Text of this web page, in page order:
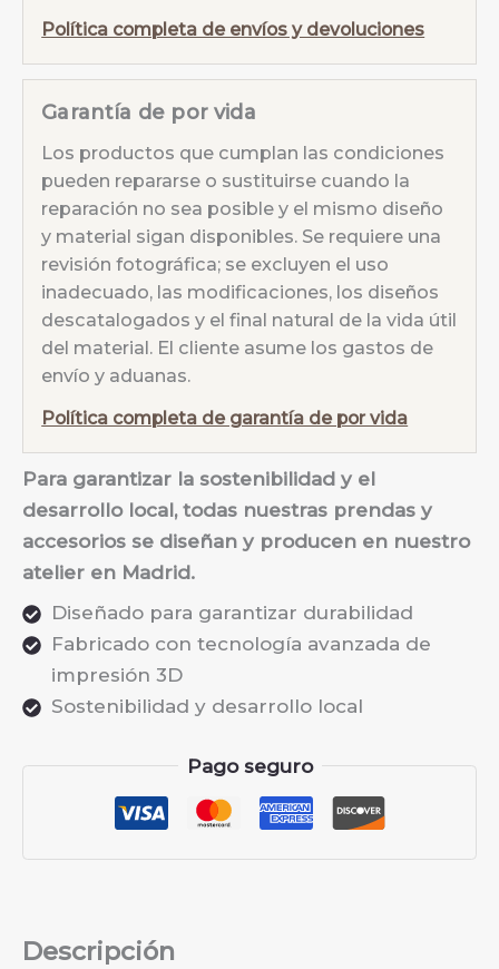
Política completa de envíos y devoluciones
Garantía de por vida
Los productos que cumplan las condiciones
pueden repararse o sustituirse cuando la
reparación no sea posible y el mismo diseño
y material sigan disponibles. Se requiere una
revisión fotográfica; se excluyen el uso
inadecuado, las modificaciones, los diseños
descatalogados y el final natural de la vida útil
del material. El cliente asume los gastos de
envío y aduanas.
Política completa de garantía de por vida
Para garantizar la sostenibilidad y el
desarrollo local, todas nuestras prendas y
accesorios se diseñan y producen en nuestro
atelier en Madrid.
Diseñado para garantizar durabilidad
Fabricado con tecnología avanzada de
impresión 3D
Sostenibilidad y desarrollo local
Pago seguro
Descripción